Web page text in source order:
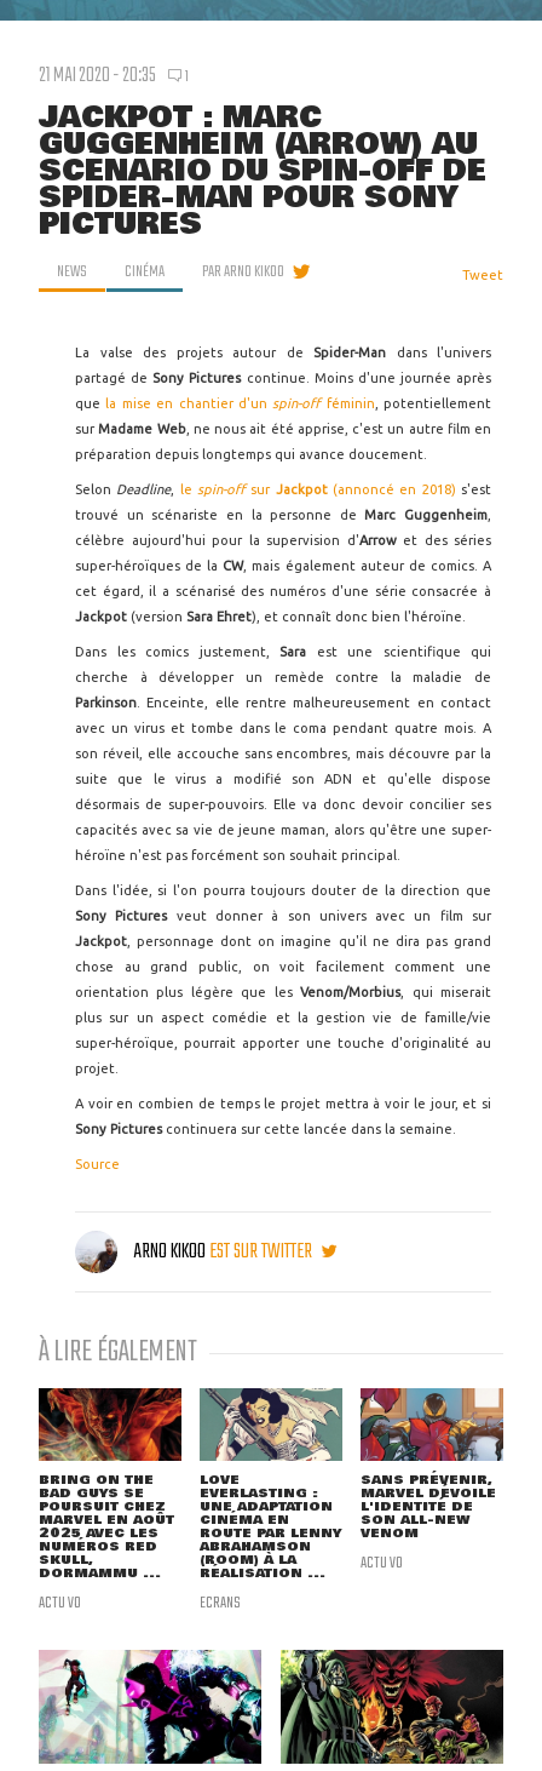
21 MAI 2020 - 20:35 1
JACKPOT : MARC
GUGGENHEIM (ARROW) AU
SCÉNARIO DU SPIN-OFF DE
SPIDER-MAN POUR SONY
PICTURES
NEWS CINÉMA PARARNO KIKOO Tweet
La valse des projets autour de Spider-Man
dans l'univers
partagé de Sony Pictures continue. Moins d'une journée après
que la mise en chantier d'un spin-off féminin , potentiellement
surMadame Web, ne nous ait été apprise, c'est un autre film en
préparation depuis longtemps qui avance doucement.
Selon Deadline, le spin-off sur Jackpot(annoncé en 2018) s'est
trouvé un scénariste en la personne deMarc Guggenheim
célèbre aujourd'hui pour la supervision d'Arrow et des séries
super-héroïques de la CW, mais également auteur de comics. A
cet égard, il a scénarisé des numéros d'une série consacrée à
Jackpot (version Sara Ehret), et connaît donc bien l'héroïne.
Dans les comics justement, Sara
est une scientifique qui
cherche à développer un remède contre la maladie de
Parkinson . Enceinte, elle rentre malheureusement en contact
avec un virus et tombe dans le coma pendant quatre mois. A
son réveil, elle accouche sans encombres, mais découvre par la
suite que le virus a modifié son ADN et qu'elle dispose
désormais de super-pouvoirs. Elle va donc devoir concilier ses
capacités avec sa vie de jeune maman, alors qu'être une super-
héroïne n'est pas forcément son souhait principal.
Dans l'idée, si l'on pourra toujours douter de la direction que
Sony Pictures veut donner à son univers avec un film sur
Jackpot , personnage dont on imagine qu'il ne dira pas grand
chose au grand public, on voit facilement comment une
orientation plus légère que lesVenom/Morbius, qui miserait
plus sur un aspect comédie et la gestion vie de famille/vie
super-héroïque, pourrait apporter une touche d'originalité au
projet.
A voir en combien de temps le projet mettra à voir le jour, et si
Sony Pictures continuera sur cette lancée dans la semaine.
Source
ARNO KIKOOEST SUR TWITTER
À LIRE ÉGALEMENT
BRING ON THE
BAD GUYS SE
POURSUIT CHEZ
MARVEL EN AOÛT
2025 AVEC LES
NUMÉROS RED
SKULL,
DORMAMMU ...
ACTU VO
LOVE
EVERLASTING :
UNE ADAPTATION
CINÉMA EN
ROUTE PAR LENNY
ABRAHAMSON
(ROOM) À LA
RÉALISATION ...
ECRANS
SANS PRÉVENIR,
MARVEL DÉVOILE
L'IDENTITÉ DE
SON ALL-NEW
VENOM
ACTU VO